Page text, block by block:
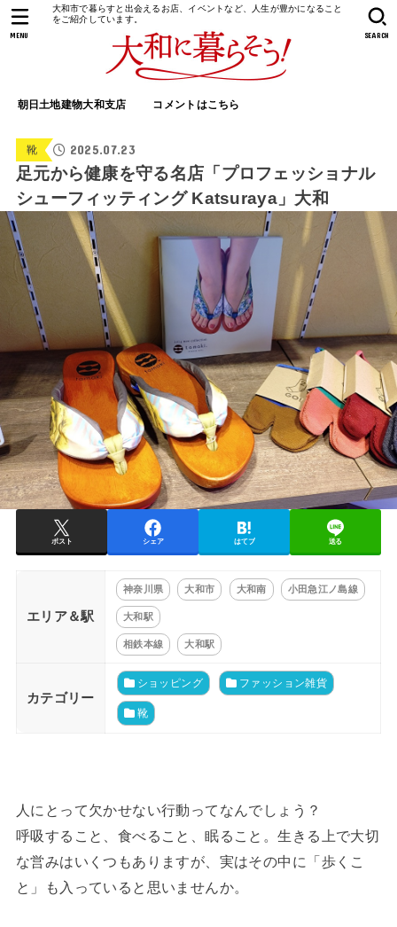
大和市で暮らすと出会えるお店、イベントなど、人生が豊かになること
をご紹介しています。
朝日土地建物大和支店 コメントはこちら
SEARCH
MENU
靴 2025.07.23
足元から健康を守る名店「プロフェッショナル
シューフィッティング Katsuraya」大和
ポスト シェア はてブ 送る
エリア＆駅
神奈川県 大和市 大和南 小田急江ノ島線
大和駅
相鉄本線 大和駅
カテゴリー
ショッピング ファッション雑貨
靴
人にとって欠かせない行動ってなんでしょう？
呼吸すること、食べること、眠ること。生きる上で大切
な営みはいくつもありますが、実はその中に「歩くこ
と」も入っていると思いませんか。